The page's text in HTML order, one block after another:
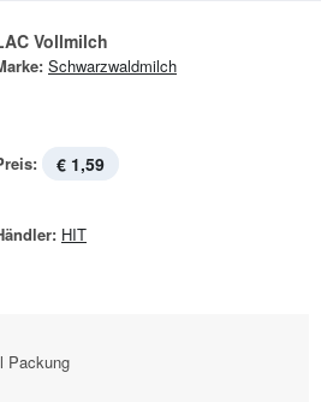
Vollmilch
Schwarzwaldmilch
€ 1,59
HIT
Packung